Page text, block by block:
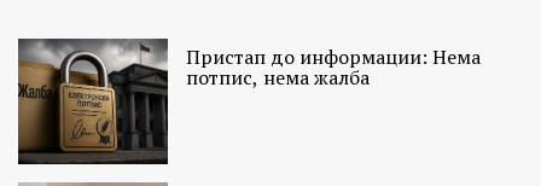
Пристап до информации: Нема
потпис, нема жалба